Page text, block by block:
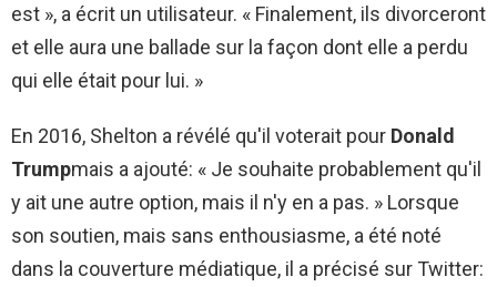
est », a écrit un utilisateur. « Finalement, ils divorceront
et elle aura une ballade sur la façon dont elle a perdu
qui elle était pour lui. »
En 2016, Shelton a révélé qu'il voterait pour Donald
Trumpmais a ajouté: « Je souhaite probablement qu'il
y ait une autre option, mais il n'y en a pas. » Lorsque
son soutien, mais sans enthousiasme, a été noté
dans la couverture médiatique, il a précisé sur Twitter: